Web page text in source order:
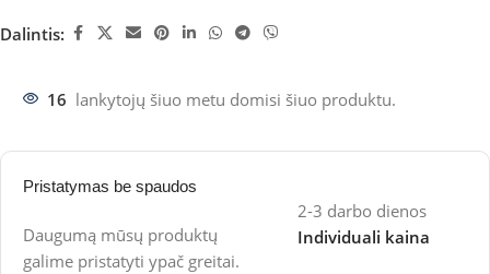
Dalintis:
16 lankytojų šiuo metu domisi šiuo produktu.
Pristatymas be spaudos
Daugumą mūsų produktų
galime pristatyti ypač greitai.
2-3 darbo dienos
Individuali kaina